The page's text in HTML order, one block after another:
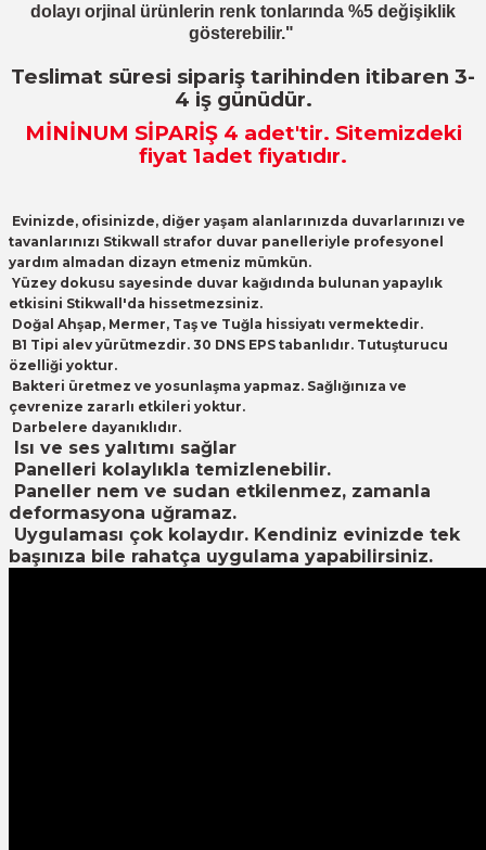
dolayı orjinal ürünlerin renk tonlarında %5 değişiklik
gösterebilir."
Teslimat süresi sipariş tarihinden itibaren 3-
4 iş günüdür.
MİNİNUM SİPARİŞ 4 adet'tir. Sitemizdeki
fiyat 1adet fiyatıdır.
Evinizde, ofisinizde, diğer yaşam alanlarınızda duvarlarınızı ve
tavanlarınızı Stikwall strafor duvar panelleriyle profesyonel
yardım almadan dizayn etmeniz mümkün.
Yüzey dokusu sayesinde duvar kağıdında bulunan yapaylık
etkisini Stikwall'da hissetmezsiniz.
Doğal Ahşap, Mermer, Taş ve Tuğla hissiyatı vermektedir.
B1 Tipi alev yürütmezdir. 30 DNS EPS tabanlıdır. Tutuşturucu
özelliği yoktur.
Bakteri üretmez ve yosunlaşma yapmaz. Sağlığınıza ve
çevrenize zararlı etkileri yoktur.
Darbelere dayanıklıdır.
Isı ve ses yalıtımı sağlar
Panelleri kolaylıkla temizlenebilir.
Paneller nem ve sudan etkilenmez, zamanla
deformasyona uğramaz.
Uygulaması çok kolaydır. Kendiniz evinizde tek
başınıza bile rahatça uygulama yapabilirsiniz.